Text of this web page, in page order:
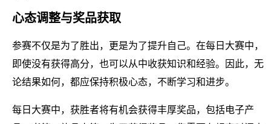
心态调整与奖品获取
参赛不仅是为了胜出，更是为了提升自己。在每日大赛中，
即使没有获得高分，也可以从中收获知识和经验。因此，无
论结果如何，都应保持积极心态，不断学习和进步。
每日大赛中，获胜者将有机会获得丰厚奖品，包括电子产